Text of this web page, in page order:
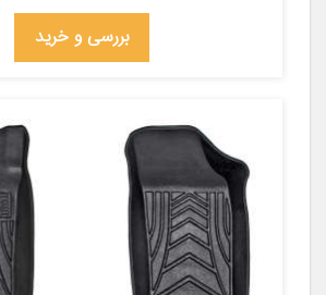
بررسی و خرید